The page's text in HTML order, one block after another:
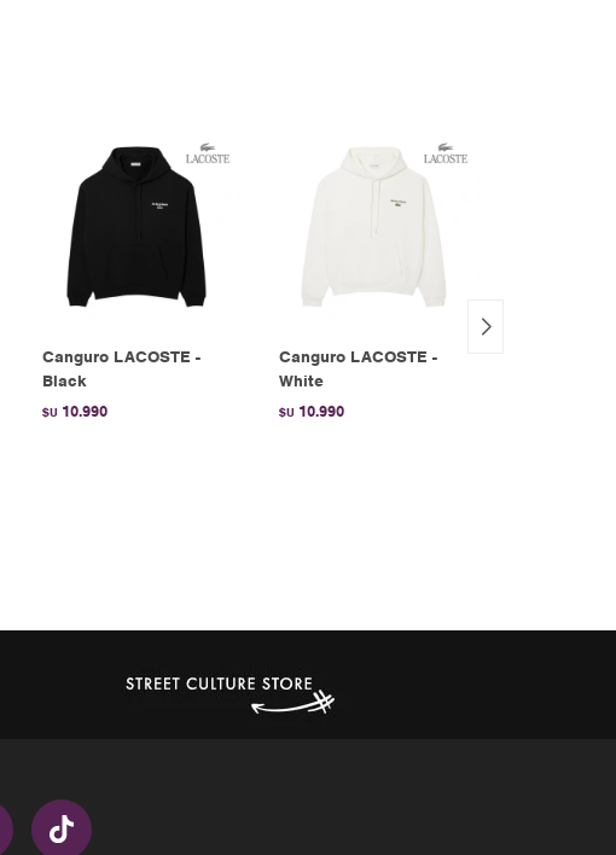
Canguro LACOSTE -
Black
$U 10.990
Canguro LACOSTE -
White
$U 10.990